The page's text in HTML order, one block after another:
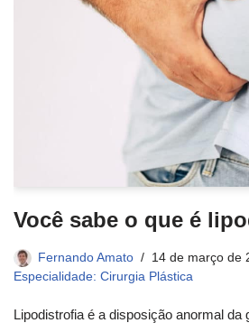
Você sabe o que é
Fernando Amato
14 de março de
Especialidade: Cirurgia Plástica
Lipodistrofia é a disposição anormal da